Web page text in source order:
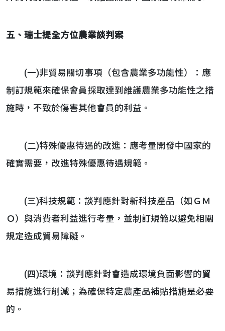
五、瑞士提全方位農業談判案
(一)非貿易關切事項（包含農業多功能性）：應
制訂規範來確保會員採取達到維護農業多功能性之措
施時，不致於傷害其他會員的利益。
(二)特殊優惠待遇的改進：應考量開發中國家的
確實需要，改進特殊優惠待遇規範。
(三)科技規範：談判應針對新科技產品（如ＧＭ
Ｏ）與消費者利益進行考量，並制訂規範以避免相關
規定造成貿易障礙。
(四)環境：談判應針對會造成環境負面影響的貿
易措施進行削減；為確保特定農產品補貼措施是必要
的。